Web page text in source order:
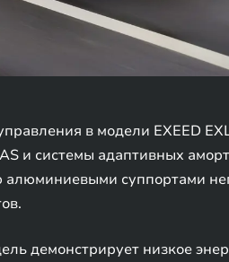
в модели EXEED
и системы адаптивных
суппортами
демонстрирует низкое